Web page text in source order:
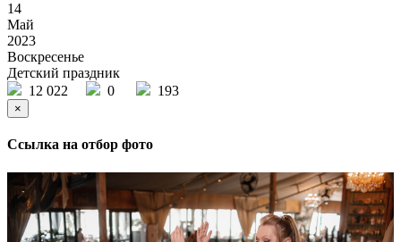
14
Май
2023
Воскресенье
Детский праздник
12 022
0 193
×
Ссылка на отбор фото